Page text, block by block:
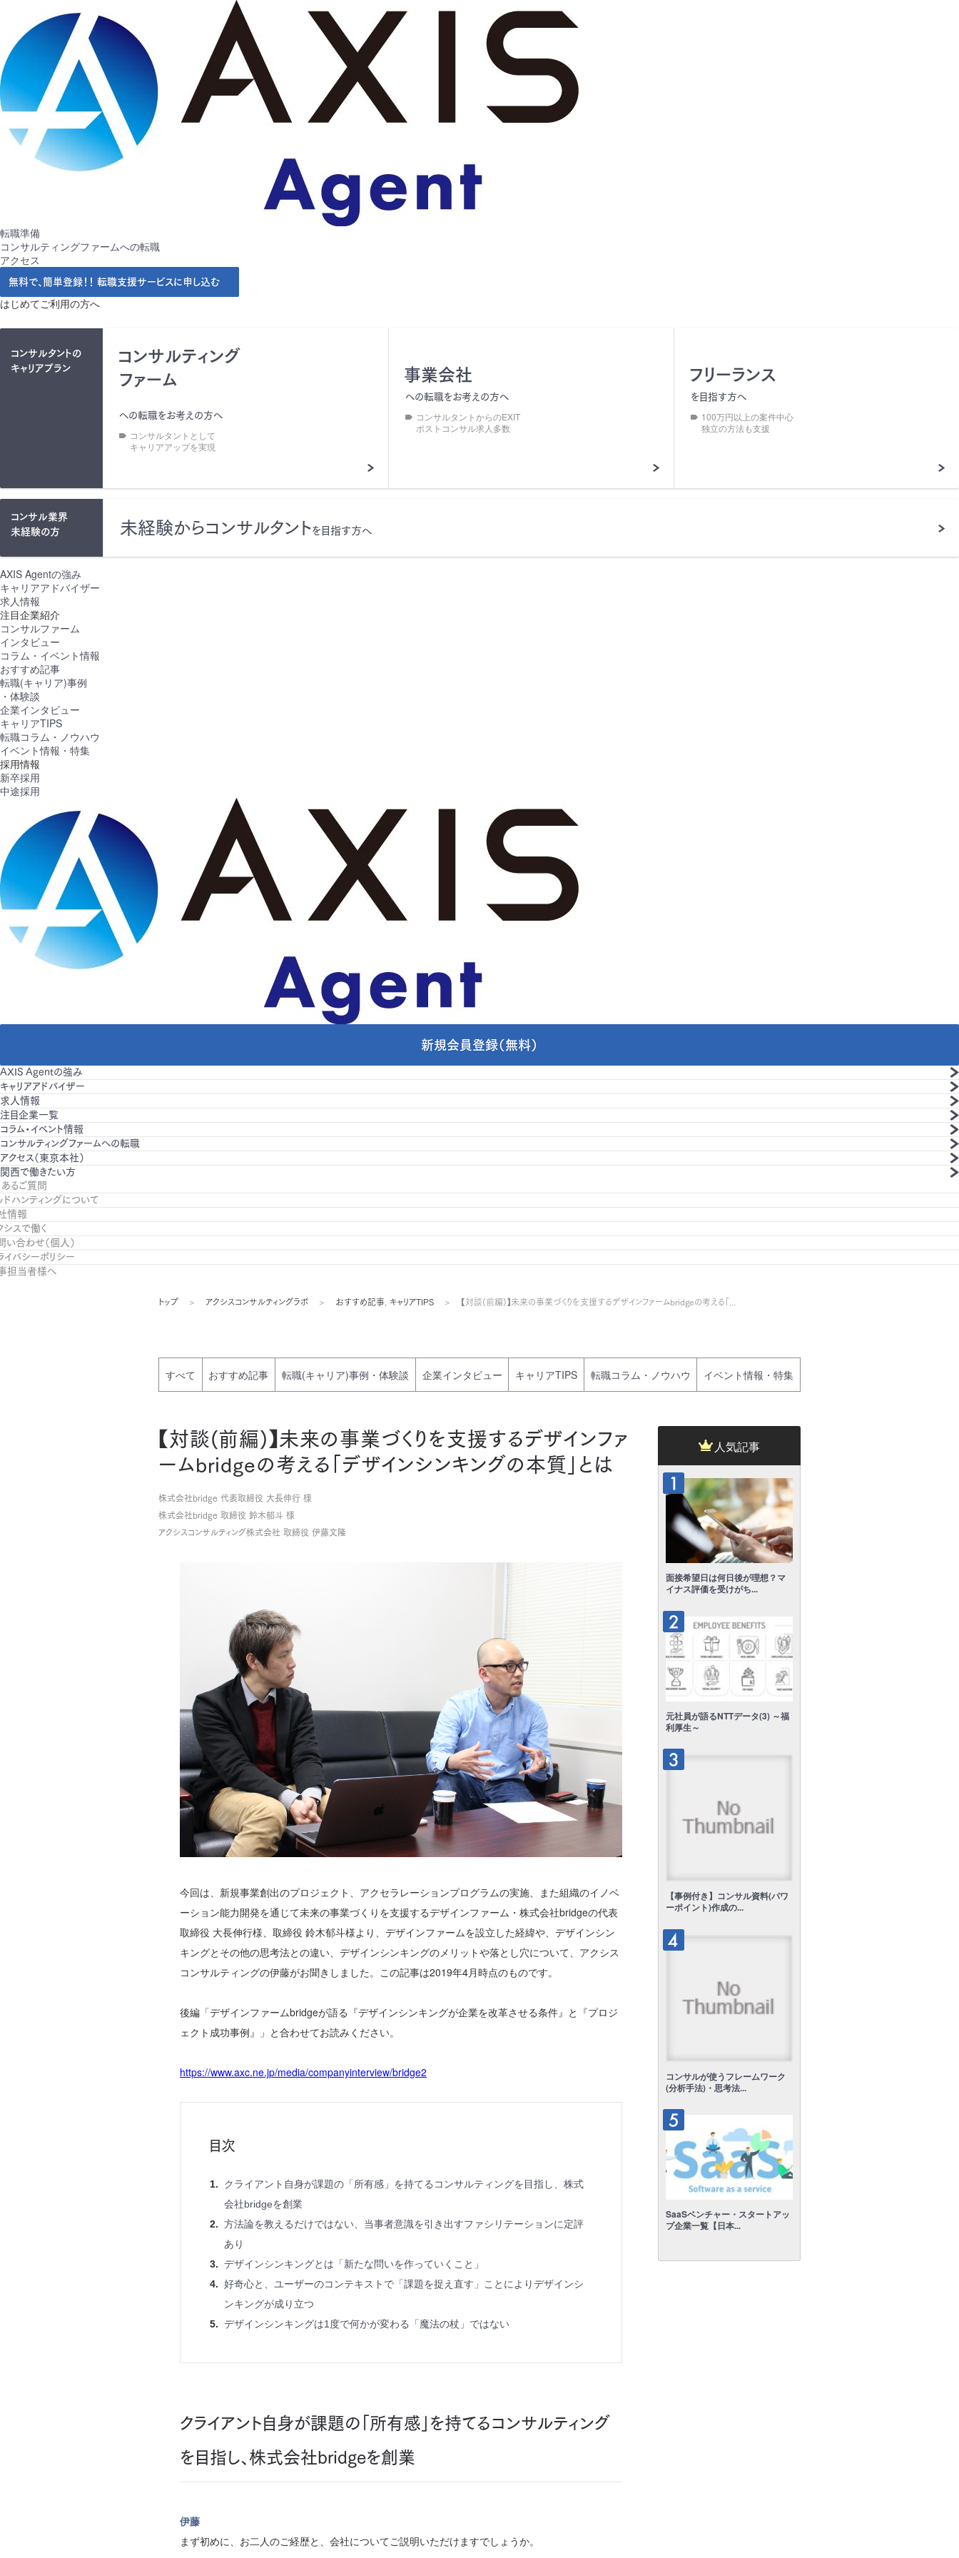
転職準備
コンサルティングファームへの転職
アクセス
無料で、簡単登録！！ 転職支援サービスに申し込む
はじめてご利用の方へ
コンサルタントの
キャリアプラン
コンサルティング
ファーム
への転職をお考えの方へ
コンサルタントとして
キャリアアップを実現
事業会社
への転職をお考えの方へ
コンサルタントからのEXIT
ポストコンサル求人多数
フリーランス
を目指す方へ
100万円以上の案件中心
独立の方法も支援
コンサル業界
未経験の方
未経験からコンサルタントを目指す方へ
AXIS Agentの強み
キャリアアドバイザー
求人情報
注目企業紹介
コンサルファーム
インタビュー
コラム・イベント情報
おすすめ記事
転職(キャリア)事例
・体験談
企業インタビュー
キャリアTIPS
転職コラム・ノウハウ
イベント情報・特集
採用情報
新卒採用
中途採用
新規会員登録（無料）
AXIS Agentの強み
キャリアアドバイザー
求人情報
注目企業一覧
コラム・イベント情報
コンサルティングファームへの転職
アクセス（東京本社）
関西で働きたい方
あるご質問
ドハンティングについて
情報
シスで働く
い合わせ（個人）
イバシーポリシー
担当者様へ
トップ アクシスコンサルティングラボ おすすめ記事 キャリアTIPS 【対談(前編)】未来の事業づくりを支援するデザインファームbridgeの考える「...
すべて おすすめ記事 転職(キャリア)事例・体験談 企業インタビュー キャリアTIPS 転職コラム・ノウハウ イベント情報・特集
【対談(前編)】未来の事業づくりを支援するデザインファ
ームbridgeの考える「デザインシンキングの本質」とは
株式会社bridge 代表取締役 大長伸行 様
株式会社bridge 取締役 鈴木郁斗 様
アクシスコンサルティング株式会社 取締役 伊藤文隆
今回は、新規事業創出のプロジェクト、アクセラレーションプログラムの実施、また組織のイノベ
ーション能力開発を通じて未来の事業づくりを支援するデザインファーム・株式会社bridgeの代表
取締役 大長伸行様、取締役 鈴木郁斗様より、デザインファームを設立した経緯や、デザインシン
キングとその他の思考法との違い、デザインシンキングのメリットや落とし穴について、アクシス
コンサルティングの伊藤がお聞きしました。この記事は2019年4月時点のものです。
後編「デザインファームbridgeが語る『デザインシンキングが企業を改革させる条件』と『プロジ
ェクト成功事例』」と合わせてお読みください。
https://www.axc.ne.jp/media/companyinterview/bridge2
目次
クライアント自身が課題の「所有感」を持てるコンサルティングを目指し、株式
会社bridgeを創業
方法論を教えるだけではない、当事者意識を引き出すファシリテーションに定評
あり
デザインシンキングとは「新たな問いを作っていくこと」
好奇心と、ユーザーのコンテキストで「課題を捉え直す」ことによりデザインシ
ンキングが成り立つ
デザインシンキングは1度で何かが変わる「魔法の杖」ではない
クライアント自身が課題の「所有感」を持てるコンサルティング
を目指し、株式会社bridgeを創業
伊藤
まず初めに、お二人のご経歴と、会社についてご説明いただけますでしょうか。
人気記事
面接希望日は何日後が理想？マ
イナス評価を受けがち...
元社員が語るNTTデータ(3) ～福
利厚生～
【事例付き】コンサル資料(パワ
ーポイント)作成の...
コンサルが使うフレームワーク
(分析手法)・思考法...
SaaSベンチャー・スタートアッ
プ企業一覧【日本...